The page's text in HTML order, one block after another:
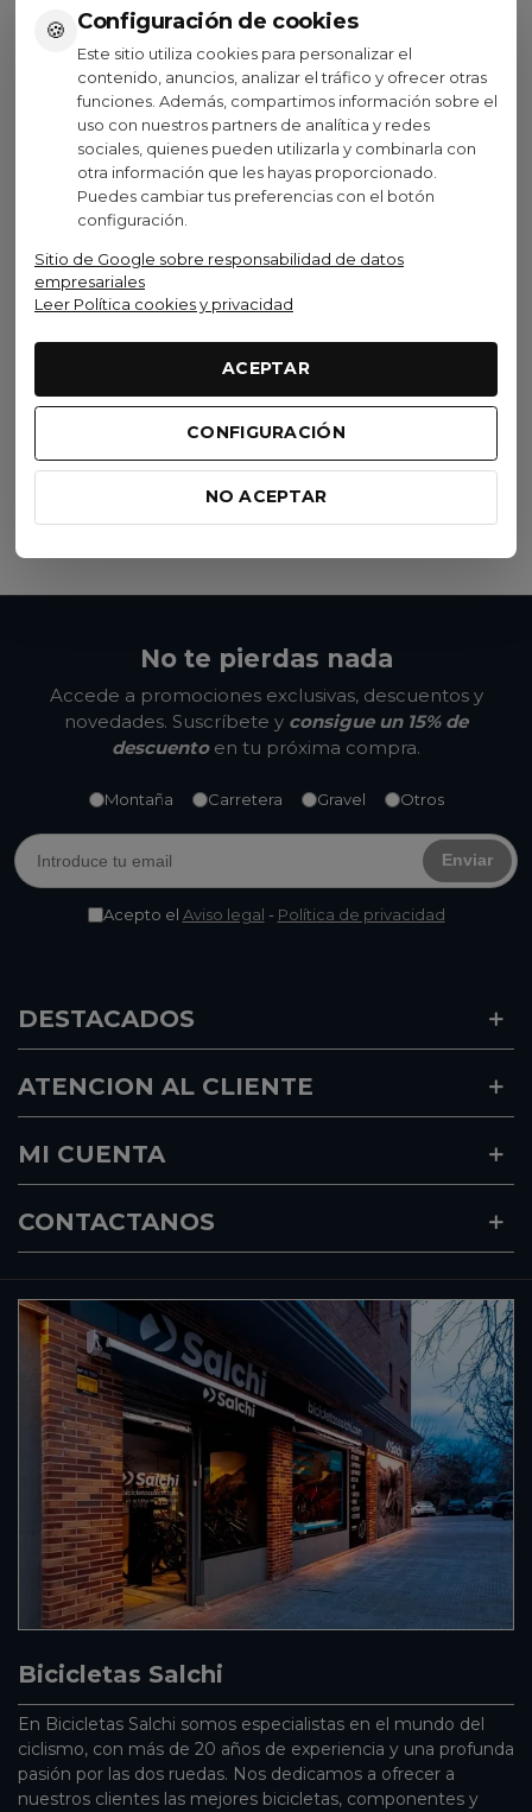
🍪 Configuración de cookies
Este sitio utiliza cookies para personalizar el
contenido, anuncios, analizar el tráfico y ofrecer otras
funciones. Además, compartimos información sobre el
uso con nuestros partners de analítica y redes
sociales, quienes pueden utilizarla y combinarla con
otra información que les hayas proporcionado.
Puedes cambiar tus preferencias con el botón
configuración.
Sitio de Google sobre responsabilidad de datos
empresariales
Leer Política cookies y privacidad
ACEPTAR
CONFIGURACIÓN
NO ACEPTAR
Ver opciones Añadir al carrito
Visto recientemente
Oferta
Oakley
Matte Black Prizm Road
197,00 € -38,02%
No te pierdas nada
Accede a promociones exclusivas, descuentos y
novedades. Suscríbete y consigue un 15% de
descuentoen tu próxima compra.
Montaña Carretera Gravel Otros
Enviar
Acepto el Aviso legal - Política de privacidad
DESTACADOS
ATENCION AL CLIENTE
MI CUENTA
CONTACTANOS
Bicicletas Salchi
En Bicicletas Salchi somos especialistas en el mundo del
ciclismo, con más de 20 años de experiencia y una profunda
pasión por las dos ruedas. Nos dedicamos a ofrecer a
nuestros clientes las mejores bicicletas, componentes y